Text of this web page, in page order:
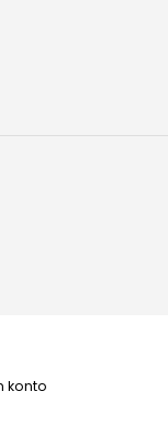
konto